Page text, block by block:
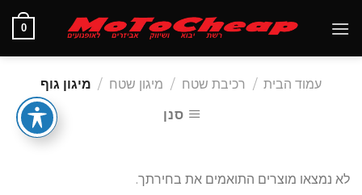
0
עמוד הבית / רכיבת שטח / מיגון שטח / מיגון גוף
סנן
לא נמצאו מוצרים התואמים את בחירתך.